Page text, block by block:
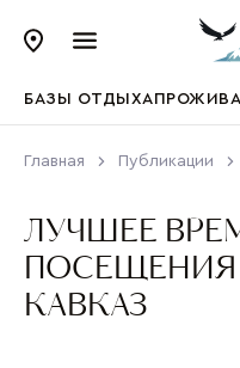
БАЗЫ ОТДЫХА
Главная Публикации
ЛУЧШЕЕ
КАВКАЗ